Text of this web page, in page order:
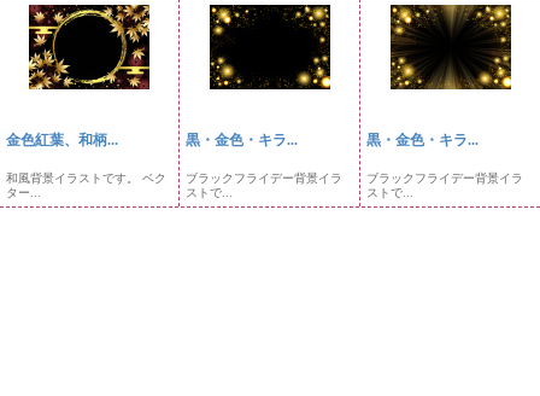
金色紅葉、和柄...
和風背景イラストです。 ベク
ター...
黒・金色・キラ...
ブラックフライデー背景イラ
ストで...
黒・金色・キラ...
ブラックフライデー背景イラ
ストで...